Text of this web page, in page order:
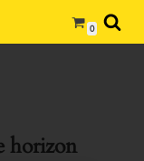
0
horizon